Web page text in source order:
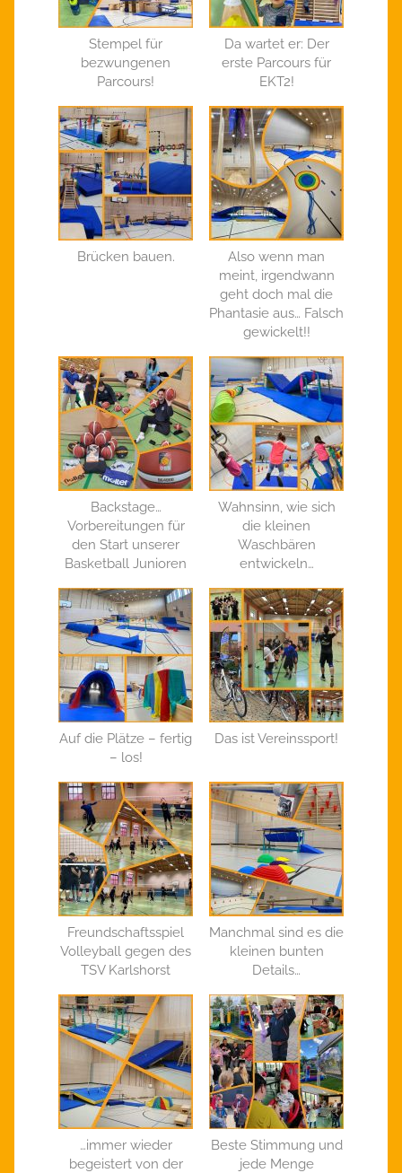
Stempel für
bezwungenen
Parcours!
Da wartet er: Der
erste Parcours für
EKT2!
Brücken bauen.
Also wenn man
meint, irgendwann
geht doch mal die
Phantasie aus… Falsch
gewickelt!!
Backstage…
Vorbereitungen für
den Start unserer
Basketball Junioren
Wahnsinn, wie sich
die kleinen
Waschbären
entwickeln…
Auf die Plätze – fertig
– los!
Das ist Vereinssport!
Freundschaftsspiel
Volleyball gegen des
TSV Karlshorst
Manchmal sind es die
kleinen bunten
Details…
…immer wieder
begeistert von der
Beste Stimmung und
jede Menge